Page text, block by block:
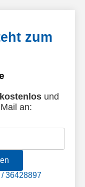
zum
kostenlosund
an:
36428897